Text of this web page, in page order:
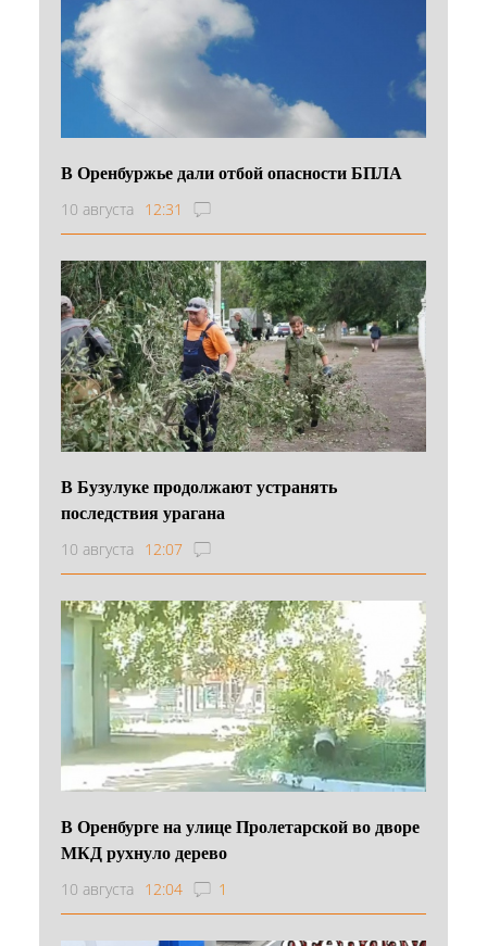
В Оренбуржье дали отбой опасности БПЛА
10 августа 12:31
В Бузулуке продолжают устранять
последствия урагана
10 августа 12:07
В Оренбурге на улице Пролетарской во дворе
МКД рухнуло дерево
10 августа 12:04 1